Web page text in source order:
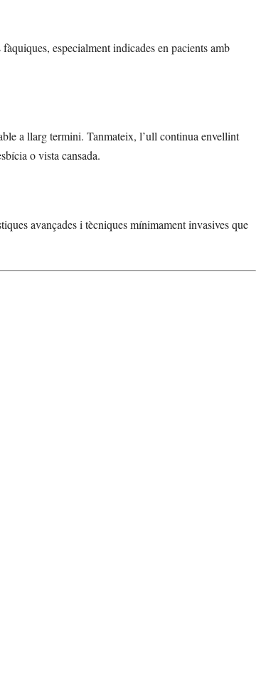
especialment indicades en pacients amb
a llarg termini. Tanmateix, l’ull continua envellint
o vista cansada.
avançades i tècniques mínimament invasives que